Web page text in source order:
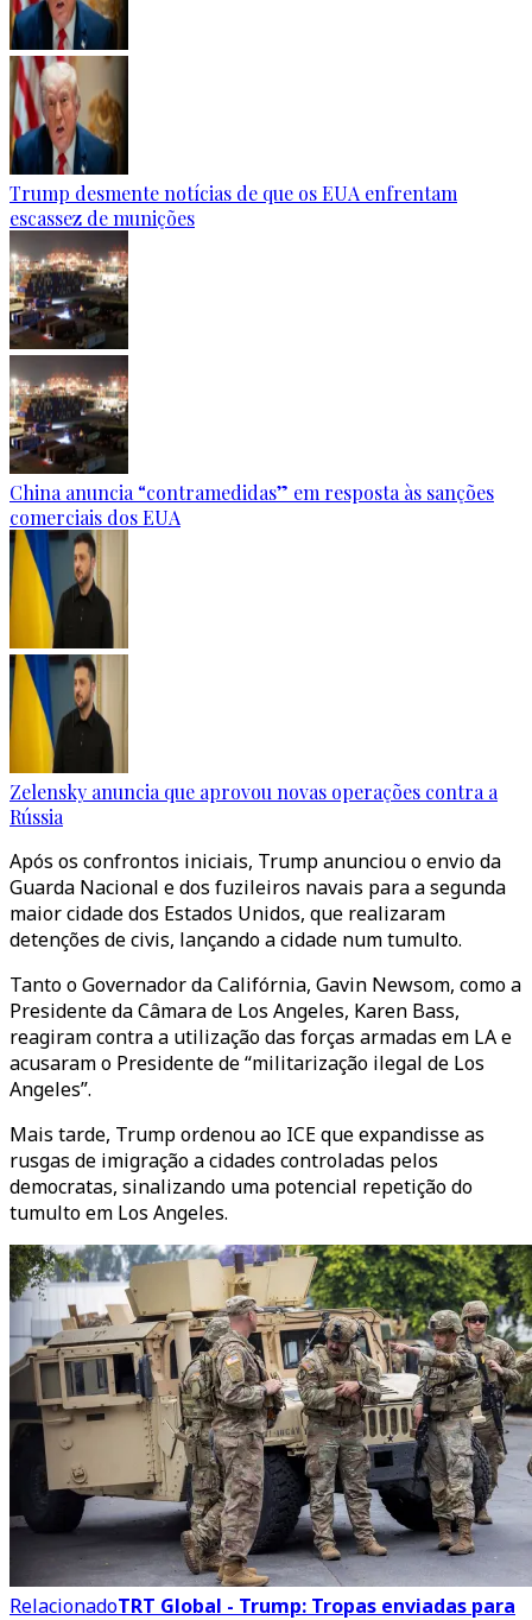
Trump desmente notícias de que os EUA enfrentam
escassez de munições
China anuncia “contramedidas” em resposta às sanções
comerciais dos EUA
Zelensky anuncia que aprovou novas operações contra a
Rússia
Após os confrontos iniciais, Trump anunciou o envio da
Guarda Nacional e dos fuzileiros navais para a segunda
maior cidade dos Estados Unidos, que realizaram
detenções de civis, lançando a cidade num tumulto.
Tanto o Governador da Califórnia, Gavin Newsom, como a
Presidente da Câmara de Los Angeles, Karen Bass,
reagiram contra a utilização das forças armadas em LA e
acusaram o Presidente de “militarização ilegal de Los
Angeles”.
Mais tarde, Trump ordenou ao ICE que expandisse as
rusgas de imigração a cidades controladas pelos
democratas, sinalizando uma potencial repetição do
tumulto em Los Angeles.
RelacionadoTRT Global - Trump: Tropas enviadas para